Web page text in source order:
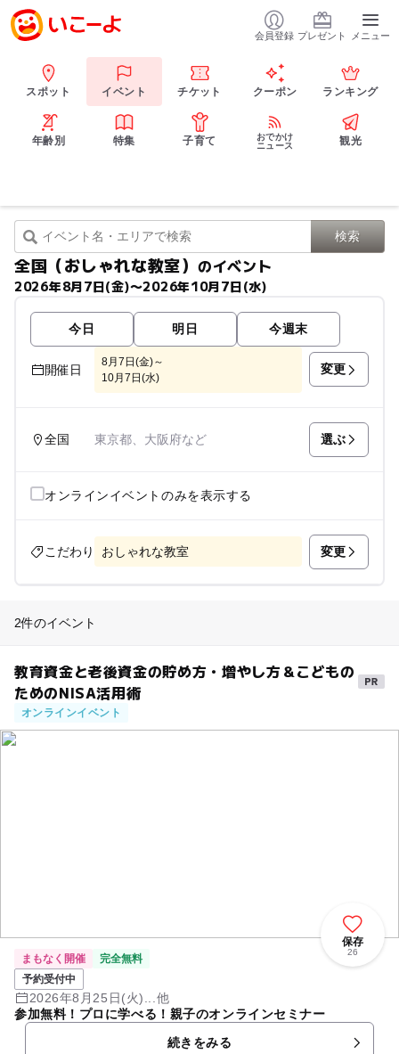
会員登録 プレゼント メニュー
スポット イベント チケット クーポン ランキング
年齢別 特集 子育て
おでかけ
ニュース
観光
全国（おしゃれな教室） のイベント
2026年8月7日(金)〜2026年10月7日(水)
今日 明日 今週末
開催日
8月7日(金)～
10月7日(水)
変更
全国 東京都、大阪府など 選ぶ
オンラインイベントのみを表示する
こだわり おしゃれな教室 変更
2件のイベント
教育資金と老後資金の貯め方・増やし方＆こどもの
ためのNISA活用術
オンラインイベント
保存
26
まもなく開催
完全無料
予約受付中
2026年8月25日(火)...他
参加無料！プロに学べる！親子のオンラインセミナー
続きをみる